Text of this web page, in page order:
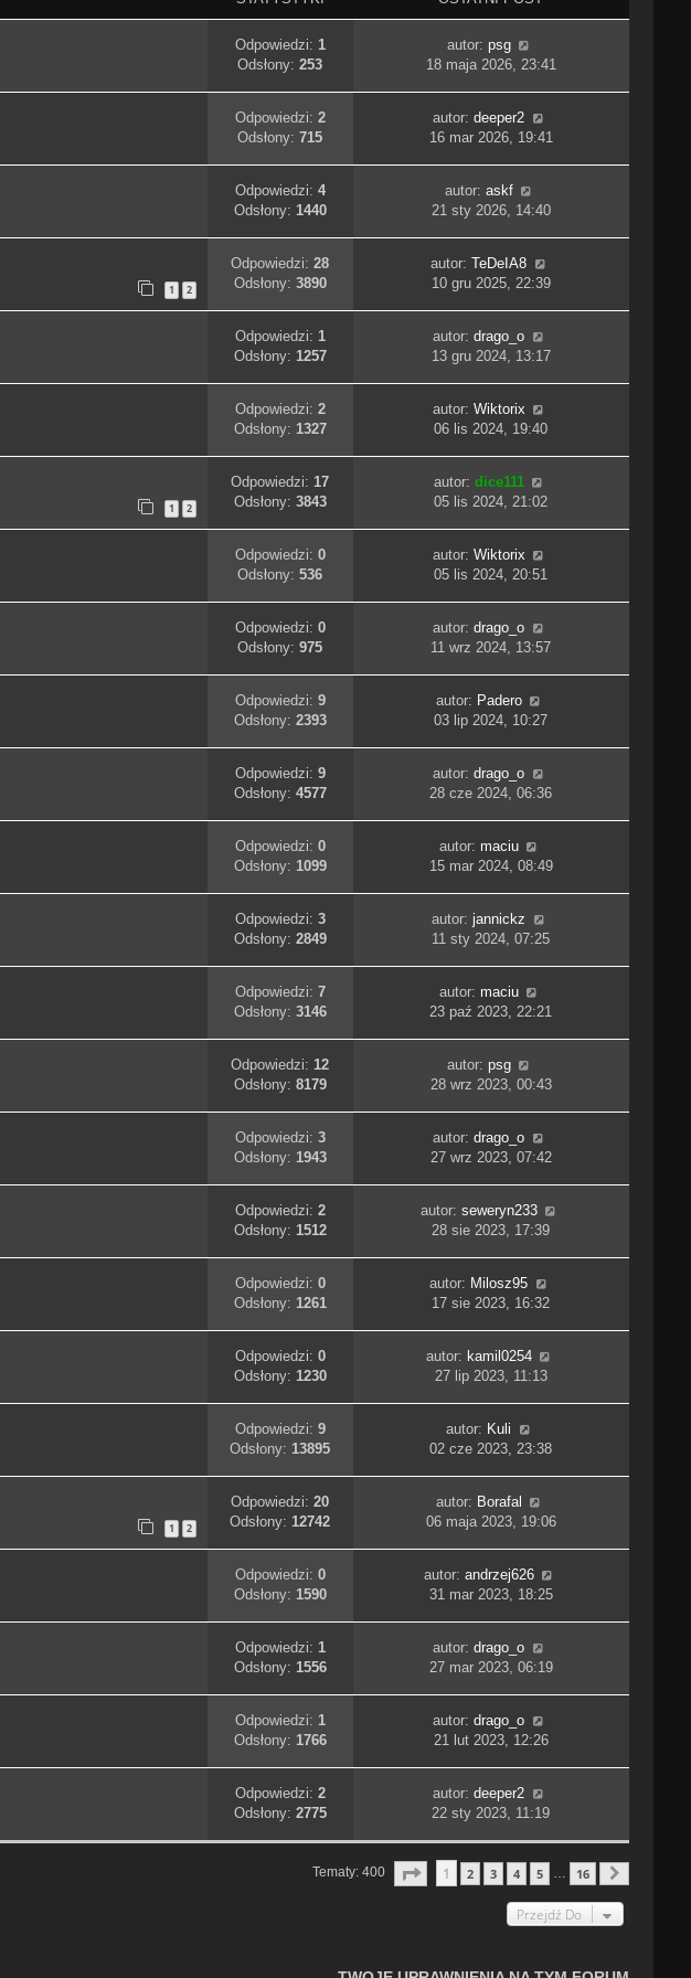
Odpowiedzi: 1
Odsłony:253
autor: psg
18 maja 2026, 23:41
Odpowiedzi: 2
Odsłony:715
autor:deeper2
16 mar 2026, 19:41
Odpowiedzi: 4
Odsłony: 1440
autor: askf
21 sty 2026, 14:40
1 2
Odpowiedzi:28
Odsłony: 3890
autor:TeDeIA8
10 gru 2025, 22:39
Odpowiedzi: 1
Odsłony: 1257
autor:drago_o
13 gru 2024, 13:17
Odpowiedzi: 2
Odsłony: 1327
autor: Wiktorix
06 lis 2024, 19:40
1 2
Odpowiedzi:17
Odsłony: 3843
autor: dice111
05 lis 2024, 21:02
Odpowiedzi: 0
Odsłony:536
autor: Wiktorix
05 lis 2024, 20:51
Odpowiedzi: 0
Odsłony:975
autor:drago_o
11 wrz 2024, 13:57
Odpowiedzi: 9
Odsłony: 2393
autor: Padero
03 lip 2024, 10:27
Odpowiedzi: 9
Odsłony: 4577
autor:drago_o
28 cze 2024, 06:36
Odpowiedzi: 0
Odsłony: 1099
autor: maciu
15 mar 2024, 08:49
Odpowiedzi: 3
Odsłony: 2849
autor: jannickz
11 sty 2024, 07:25
Odpowiedzi: 7
Odsłony: 3146
autor: maciu
23 paź 2023, 22:21
Odpowiedzi:12
Odsłony: 8179
autor: psg
28 wrz 2023, 00:43
Odpowiedzi: 3
Odsłony: 1943
autor:drago_o
27 wrz 2023, 07:42
Odpowiedzi: 2
Odsłony: 1512
autor: seweryn233
28 sie 2023, 17:39
Odpowiedzi: 0
Odsłony: 1261
autor: Milosz95
17 sie 2023, 16:32
Odpowiedzi: 0
Odsłony: 1230
autor: kamil0254
27 lip 2023, 11:13
Odpowiedzi: 9
Odsłony:13895
autor: Kuli
02 cze 2023, 23:38
1 2
Odpowiedzi:20
Odsłony:12742
autor: Borafal
06 maja 2023, 19:06
Odpowiedzi: 0
Odsłony: 1590
autor: andrzej626
31 mar 2023, 18:25
Odpowiedzi: 1
Odsłony: 1556
autor:drago_o
27 mar 2023, 06:19
Odpowiedzi: 1
Odsłony: 1766
autor:drago_o
21 lut 2023, 12:26
Odpowiedzi: 2
Odsłony: 2775
autor:deeper2
22 sty 2023, 11:19
Tematy: 400 Strona 1Z 16
1 2 3 4 5 … 16
Przejdź Do